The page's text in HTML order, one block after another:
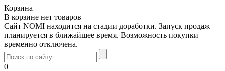
Корзина
В корзине нет товаров
Сайт NOMI находится на стадии доработки. Запуск продаж
планируется в ближайшее время. Возможность покупки
временно отключена.
0